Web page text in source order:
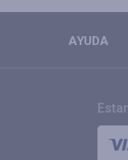
AYUDA